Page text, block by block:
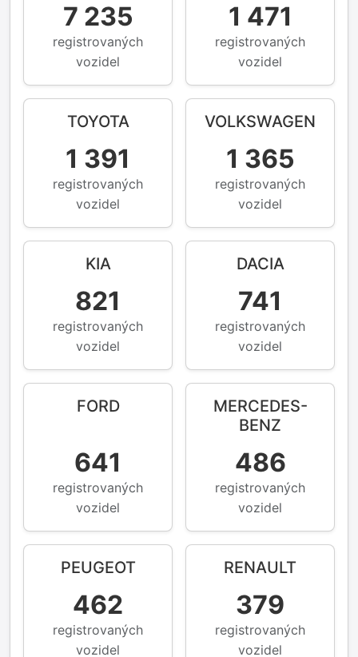
7 235
registrovaných
vozidel
1 471
registrovaných
vozidel
TOYOTA
1 391
registrovaných
vozidel
VOLKSWAGEN
1 365
registrovaných
vozidel
KIA
821
registrovaných
vozidel
DACIA
741
registrovaných
vozidel
FORD
641
registrovaných
vozidel
MERCEDES-
BENZ
486
registrovaných
vozidel
PEUGEOT
462
registrovaných
vozidel
RENAULT
379
registrovaných
vozidel